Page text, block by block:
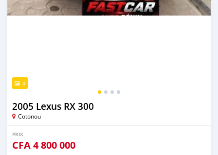
4
2005 Lexus RX 300
Cotonou
PRIX
CFA4 800 000